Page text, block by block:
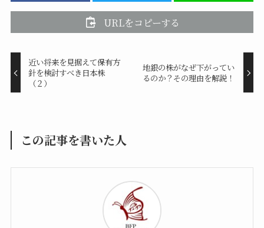
URLをコピーする
近い将来を見据えて保有方
針を検討すべき日本株
（２）
地銀の株がなぜ下がってい
るのか？その理由を解説！
この記事を書いた人